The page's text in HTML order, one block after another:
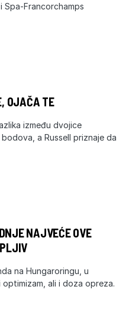
Spa-Francorchamps
OJAČA TE
između dvojice
a Russell priznaje da
NAJVEĆE OVE
na Hungaroringu, u
ali i doza opreza.